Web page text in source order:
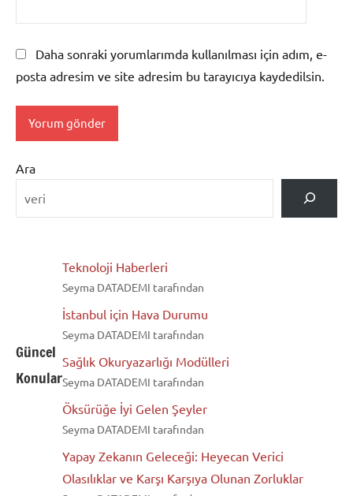
Daha sonraki yorumlarımda kullanılması için adım, e-
posta adresim ve site adresim bu tarayıcıya kaydedilsin.
Ara
Güncel
Konular
Teknoloji Haberleri
Seyma DATADEMI tarafından
İstanbul için Hava Durumu
Seyma DATADEMI tarafından
Sağlık Okuryazarlığı Modülleri
Seyma DATADEMI tarafından
Öksürüğe İyi Gelen Şeyler
Seyma DATADEMI tarafından
Yapay Zekanın Geleceği: Heyecan Verici
Olasılıklar ve Karşı Karşıya Olunan Zorluklar